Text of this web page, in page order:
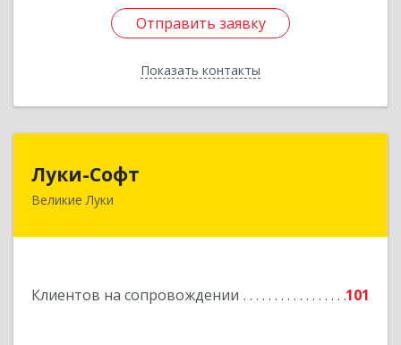
Отправить заявку
Показать контакты
Отправить заявку
Назад
Луки-Софт
Великие Луки
Клиентов на сопровождении 101
182113, Псковская обл, Великие Луки г,